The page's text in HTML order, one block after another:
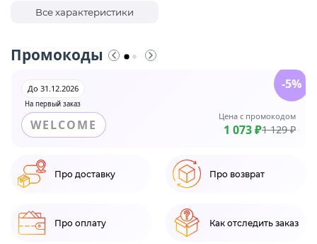
Все характеристики
Промокоды
На первый заказ
До 31.12.2026
WELCOME
Цена с промокодом
1 073 ₽1 129 ₽
-5%
Про доставку Про возврат
Про оплату Как отследить заказ